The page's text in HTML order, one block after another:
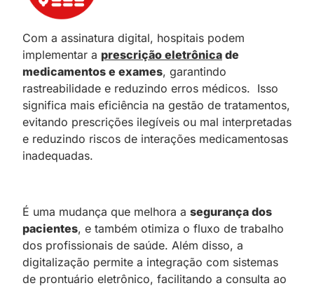
Com a assinatura digital, hospitais podem
implementar a prescrição eletrônica de
medicamentos e exames, garantindo
rastreabilidade e reduzindo erros médicos. Isso
significa mais eficiência na gestão de tratamentos,
evitando prescrições ilegíveis ou mal interpretadas
e reduzindo riscos de interações medicamentosas
inadequadas.
É uma mudança que melhora a segurança dos
pacientes, e também otimiza o fluxo de trabalho
dos profissionais de saúde. Além disso, a
digitalização permite a integração com sistemas
de prontuário eletrônico, facilitando a consulta ao